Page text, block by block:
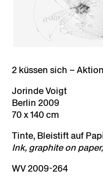
2 küssen sich –
Jorinde Voigt
Berlin 2009
70 x 140 cm
Tinte, Bleistift auf
Ink, graphite on
WV 2009-264